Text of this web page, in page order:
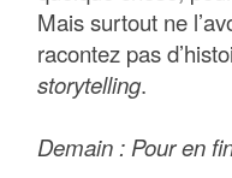
Mais surtout ne
racontez pas
storytelling.
Demain : Pour en